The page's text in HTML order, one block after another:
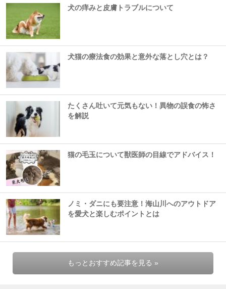
犬の痒みと皮膚トラブルについて
犬猫の療法食の効果と意外な落とし穴とは？
たくさん吐いて元気もない！異物の誤食の怖さ
を解説
猫の毛玉について獣医師の目線でアドバイス！
ノミ・ダニにも要注意！海山川へのアウトドア
を愛犬と楽しむポイントとは
もっとおすすめ記事を見る »